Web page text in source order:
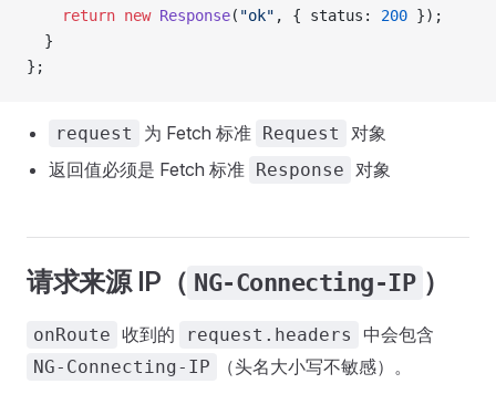
    return
new Response( "ok" , { status: 200 });
  }
};
request 为 Fetch 标准 Request
对象
返回值必须是 Fetch 标准 Response 对象
请求来源 IP（ NG-Connecting-IP ）
onRoute 收到的 request.headers 中会包含
NG-Connecting-IP （头名大小写不敏感）。